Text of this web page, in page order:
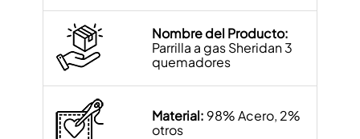
Nombre del Producto:
Parrilla a gas Sheridan 3
quemadores
Material: 98% Acero, 2%
otros